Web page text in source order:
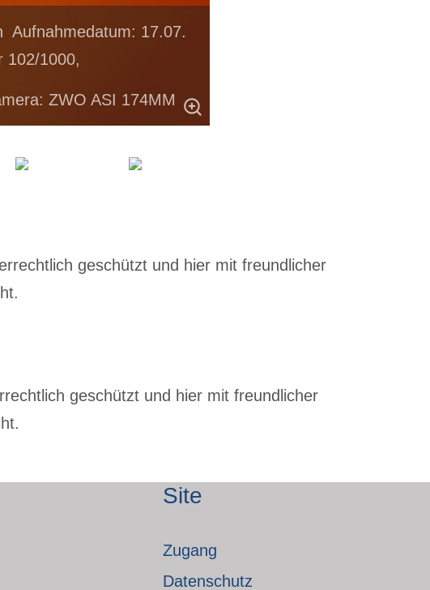
Aufnahmedatum: 17.07.
102/1000,
ZWO ASI 174MM
geschützt und hier mit freundlicher
geschützt und hier mit freundlicher
Site
Zugang
Datenschutz